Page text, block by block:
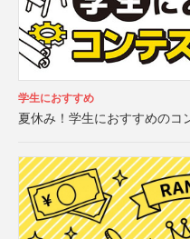
学生におすすめ
夏休み！学生におすすめのコ